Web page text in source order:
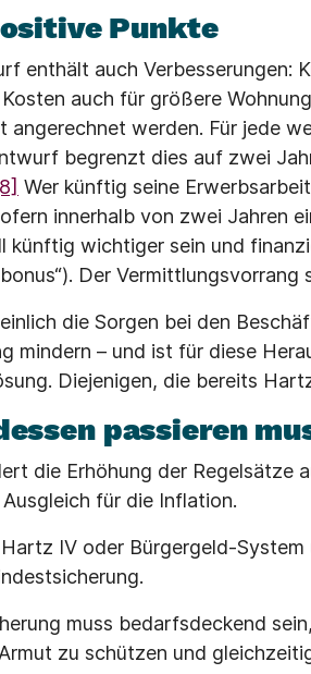
Punkte
enthält auch Verbesserungen:
auch für größere
angerechnet werden. Für jede
begrenzt dies auf zwei
Wer künftig seine
innerhalb von zwei Jahren
künftig wichtiger sein und
Der Vermittlungsvorrang
die Sorgen bei den
mindern – und ist für diese
Diejenigen, die bereits
passieren
die Erhöhung der Regelsätze
für die Inflation.
IV oder Bürgergeld-
muss bedarfsdeckend
zu schützen und